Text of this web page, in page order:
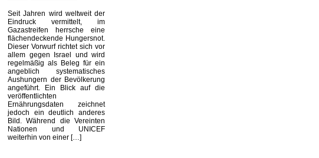
Seit Jahren wird weltweit der
Eindruck vermittelt, im
Gazastreifen herrsche eine
flächendeckende Hungersnot.
Dieser Vorwurf richtet sich vor
allem gegen Israel und wird
regelmäßig als Beleg für ein
angeblich systematisches
Aushungern der Bevölkerung
angeführt. Ein Blick auf die
veröffentlichten
Ernährungsdaten zeichnet
jedoch ein deutlich anderes
Bild. Während die Vereinten
Nationen und UNICEF
weiterhin von einer […]